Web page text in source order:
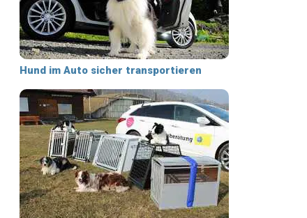
Hund im Auto sicher transportieren